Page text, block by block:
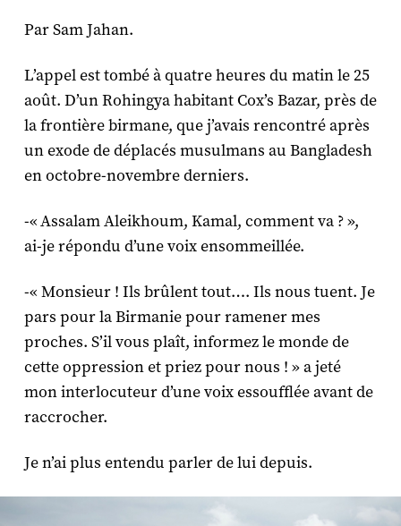
Par Sam Jahan.
L’appel est tombé à quatre heures du matin le 25
août. D’un Rohingya habitant Cox’s Bazar, près de
la frontière birmane, que j’avais rencontré après
un exode de déplacés musulmans au Bangladesh
en octobre-novembre derniers.
-« Assalam Aleikhoum, Kamal, comment va ? »,
ai-je répondu d’une voix ensommeillée.
-« Monsieur ! Ils brûlent tout…. Ils nous tuent. Je
pars pour la Birmanie pour ramener mes
proches. S’il vous plaît, informez le monde de
cette oppression et priez pour nous ! » a jeté
mon interlocuteur d’une voix essoufflée avant de
raccrocher.
Je n’ai plus entendu parler de lui depuis.